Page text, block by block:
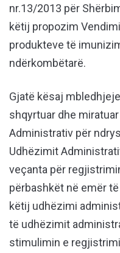
nr.13/2013 për
këtij propozim
produkteve të
ndërkombëtarë.
Gjatë kësaj
shqyrtuar dhe
Administrativ për
Udhëzimit
veçanta për
përbashkët në emër
këtij udhëzimi
të udhëzimit
stimulimin e